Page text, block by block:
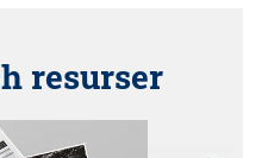
resurser